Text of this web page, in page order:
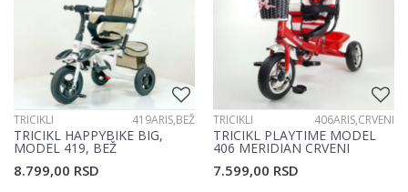
TRICIKLI 419ARIS,BEŽ
TRICIKL HAPPYBIKE BIG,
MODEL 419, BEŽ
8.799,00 RSD
TRICIKLI 406ARIS,CRVENI
TRICIKL PLAYTIME MODEL
406 MERIDIAN CRVENI
7.599,00 RSD